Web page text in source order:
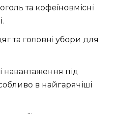
та кофеїновмісні
та головні убори для
навантаження під
в найгарячіші